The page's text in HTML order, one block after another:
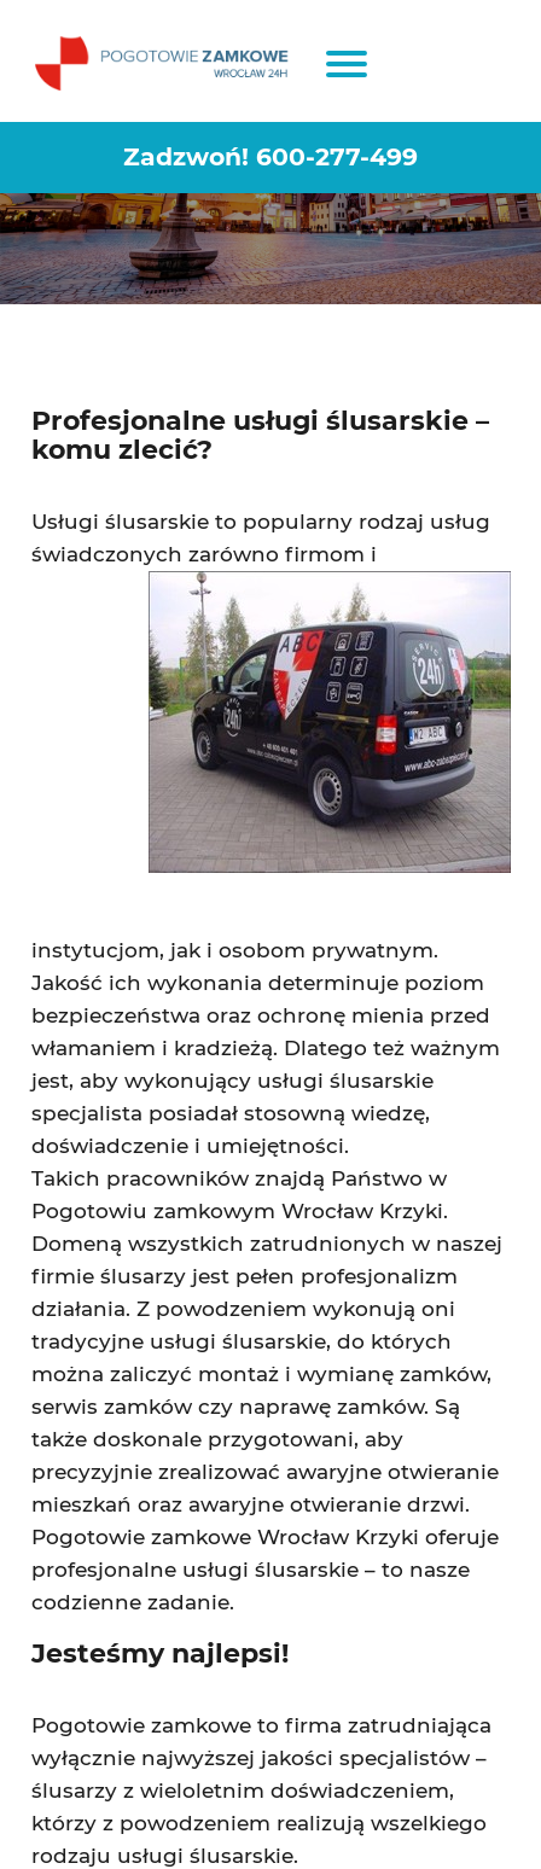
Zadzwoń! 600-277-499
Pogotowie ślusarskie Wrocław
Krzyki
Profesjonalne usługi ślusarskie –
komu zlecić?
Usługi ślusarskie to popularny rodzaj usług
świadczonych zarówno firmom i
instytucjom, jak i osobom prywatnym.
Jakość ich wykonania determinuje poziom
bezpieczeństwa oraz ochronę mienia przed
włamaniem i kradzieżą. Dlatego też ważnym
jest, aby wykonujący usługi ślusarskie
specjalista posiadał stosowną wiedzę,
doświadczenie i umiejętności.
Takich pracowników znajdą Państwo w
Pogotowiu zamkowym Wrocław Krzyki.
Domeną wszystkich zatrudnionych w naszej
firmie ślusarzy jest pełen profesjonalizm
działania. Z powodzeniem wykonują oni
tradycyjne usługi ślusarskie, do których
można zaliczyć montaż i wymianę zamków,
serwis zamków czy naprawę zamków. Są
także doskonale przygotowani, aby
precyzyjnie zrealizować awaryjne otwieranie
mieszkań oraz awaryjne otwieranie drzwi.
Pogotowie zamkowe Wrocław Krzyki oferuje
profesjonalne usługi ślusarskie – to nasze
codzienne zadanie.
Jesteśmy najlepsi!
Pogotowie zamkowe to firma zatrudniająca
wyłącznie najwyższej jakości specjalistów –
ślusarzy z wieloletnim doświadczeniem,
którzy z powodzeniem realizują wszelkiego
rodzaju usługi ślusarskie.